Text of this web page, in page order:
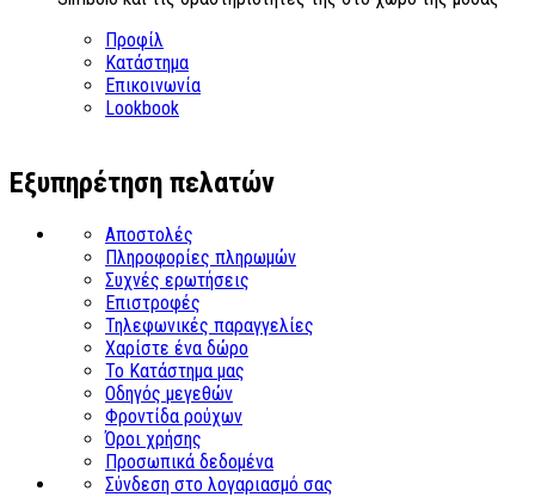
Προφίλ
Κατάστημα
Επικοινωνία
Lookbook
Εξυπηρέτηση πελατών
Αποστολές
Πληροφορίες πληρωμών
Συχνές ερωτήσεις
Επιστροφές
Τηλεφωνικές παραγγελίες
Χαρίστε ένα δώρο
Το Κατάστημα μας
Οδηγός μεγεθών
Φροντίδα ρούχων
Όροι χρήσης
Προσωπικά δεδομένα
Σύνδεση στο λογαριασμό σας